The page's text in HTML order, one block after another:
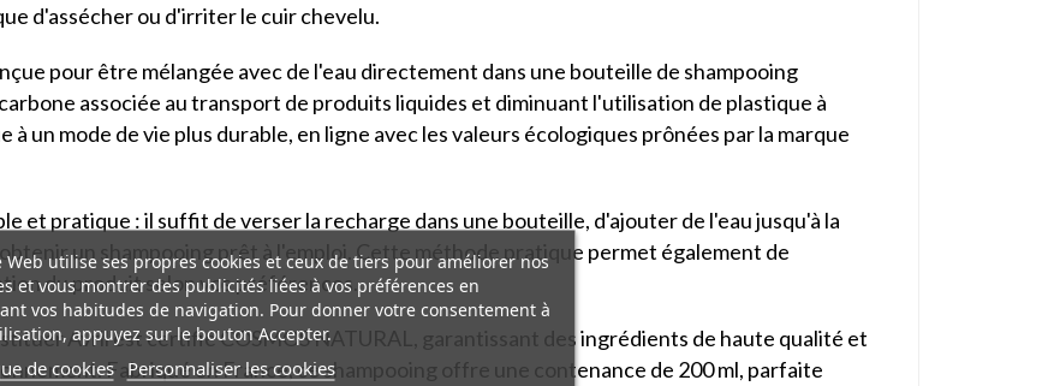
d'assécher ou d'irriter le cuir chevelu.
pour être mélangée avec de l'eau directement dans une bouteille de shampooing
associée au transport de produits liquides et diminuant l'utilisation de plastique à
un mode de vie plus durable, en ligne avec les valeurs écologiques prônées par la marque
et pratique : il suffit de verser la recharge dans une bouteille, d'ajouter de l'eau jusqu'à la
un shampooing prêt à l'emploi. Cette méthode pratique permet également de
du produit selon vos préférences.
Avril est certifié COSMOS NATURAL, garantissant des ingrédients de haute qualité et
Fabriqué en France, ce shampooing offre une contenance de 200 ml, parfaite
Web utilise ses propres cookies et ceux de tiers pour améliorer nos
et vous montrer des publicités liées à vos préférences en
vos habitudes de navigation. Pour donner votre consentement à
appuyez sur le bouton Accepter.
de cookies Personnaliser les cookies